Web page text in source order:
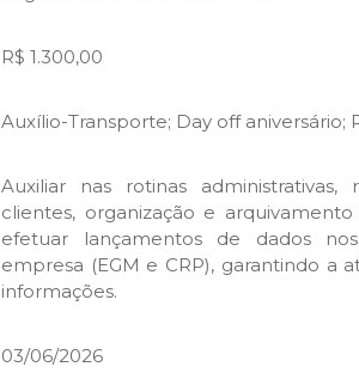
R$ 1.300,00
Auxílio-Transporte; Day off aniversário;
Auxiliar nas rotinas
clientes, organização e
efetuar lançamentos de dados
empresa (EGM e CRP), garantindo a
informações.
03/06/2026